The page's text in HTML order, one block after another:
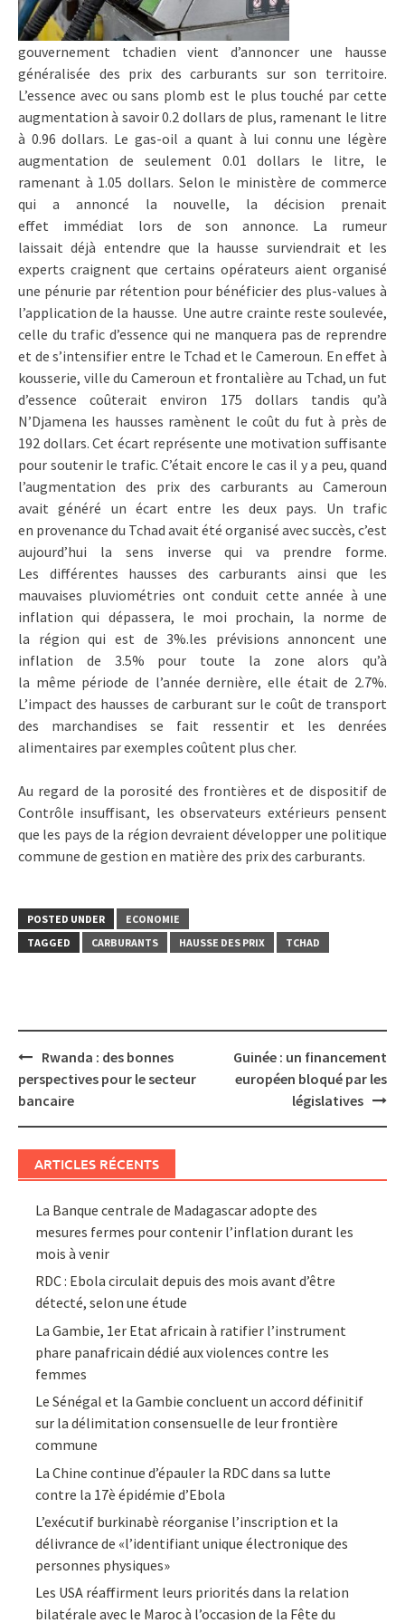
gouvernement tchadien vient d’annoncer une hausse
généralisée des prix des carburants sur son territoire.
L’essence avec ou sans plomb est le plus touché par cette
augmentation à savoir 0.2 dollars de plus, ramenant le litre
à 0.96 dollars. Le gas-oil a quant à lui connu une légère
augmentation de seulement 0.01 dollars le litre, le
ramenant à 1.05 dollars. Selon le ministère de commerce
qui a annoncé la nouvelle, la décision prenait
effet immédiat lors de son annonce. La rumeur
laissait déjà entendre que la hausse surviendrait et les
experts craignent que certains opérateurs aient organisé
une pénurie par rétention pour bénéficier des plus-values à
l’application de la hausse. Une autre crainte reste soulevée,
celle du trafic d’essence qui ne manquera pas de reprendre
et de s’intensifier entre le Tchad et le Cameroun. En effet à
kousserie, ville du Cameroun et frontalière au Tchad, un fut
d’essence coûterait environ 175 dollars tandis qu’à
N’Djamena les hausses ramènent le coût du fut à près de
192 dollars. Cet écart représente une motivation suffisante
pour soutenir le trafic. C’était encore le cas il y a peu, quand
l’augmentation des prix des carburants au Cameroun
avait généré un écart entre les deux pays. Un trafic
en provenance du Tchad avait été organisé avec succès, c’est
aujourd’hui la sens inverse qui va prendre forme.
Les différentes hausses des carburants ainsi que les
mauvaises pluviométries ont conduit cette année à une
inflation qui dépassera, le moi prochain, la norme de
la région qui est de 3%.les prévisions annoncent une
inflation de 3.5% pour toute la zone alors qu’à
la même période de l’année dernière, elle était de 2.7%.
L’impact des hausses de carburant sur le coût de transport
des marchandises se fait ressentir et les denrées
alimentaires par exemples coûtent plus cher.
Au regard de la porosité des frontières et de dispositif de
Contrôle insuffisant, les observateurs extérieurs pensent
que les pays de la région devraient développer une politique
commune de gestion en matière des prix des carburants.
POSTED UNDER
ECONOMIE
TAGGED
CARBURANTS HAUSSE DES PRIX TCHAD
Post
navigation
Rwanda : des bonnes
perspectives pour le secteur
bancaire
Guinée : un financement
européen bloqué par les
législatives
ARTICLES RÉCENTS
La Banque centrale de Madagascar adopte des
mesures fermes pour contenir l’inflation durant les
mois à venir
RDC : Ebola circulait depuis des mois avant d’être
détecté, selon une étude
La Gambie, 1er Etat africain à ratifier l’instrument
phare panafricain dédié aux violences contre les
femmes
Le Sénégal et la Gambie concluent un accord définitif
sur la délimitation consensuelle de leur frontière
commune
La Chine continue d’épauler la RDC dans sa lutte
contre la 17è épidémie d’Ebola
L’exécutif burkinabè réorganise l’inscription et la
délivrance de «l’identifiant unique électronique des
personnes physiques»
Les USA réaffirment leurs priorités dans la relation
bilatérale avec le Maroc à l’occasion de la Fête du